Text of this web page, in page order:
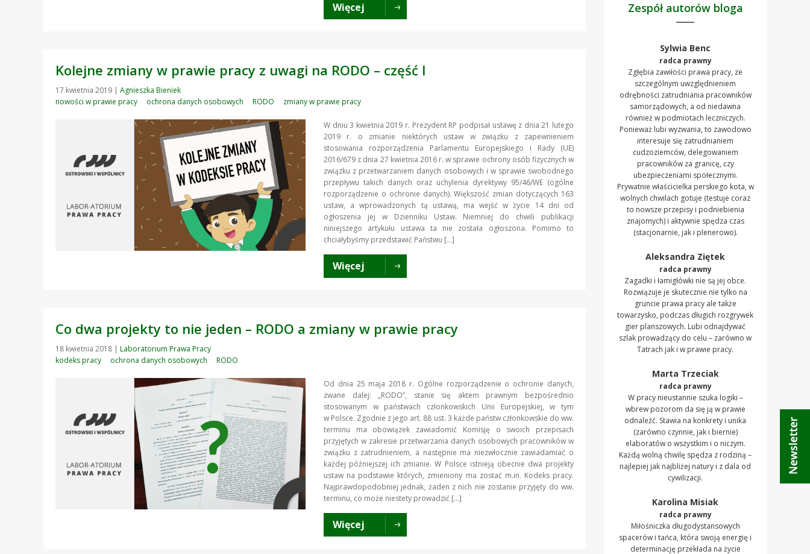
Więcej
Kolejne zmiany w prawie pracy z uwagi na RODO – część I
17 kwietnia 2019 | Agnieszka Bieniek
nowości w prawie pracy
ochrona danych osobowych RODO zmiany w prawie pracy
W dniu 3 kwietnia 2019 r. Prezydent RP podpisał ustawę z dnia 21 lutego
2019 r. o zmianie niektórych ustaw w związku z zapewnieniem
stosowania rozporządzenia Parlamentu Europejskiego i Rady (UE)
2016/679 z dnia 27 kwietnia 2016 r. w sprawie ochrony osób fizycznych w
związku z przetwarzaniem danych osobowych i w sprawie swobodnego
przepływu takich danych oraz uchylenia dyrektywy 95/46/WE (ogólne
rozporządzenie o ochronie danych). Większość zmian dotyczących 163
ustaw, a wprowadzonych tą ustawą, ma wejść w życie 14 dni od
ogłoszenia jej w Dzienniku Ustaw. Niemniej do chwili publikacji
niniejszego artykułu ustawa ta nie została ogłoszona. Pomimo to
chciałybyśmy przedstawić Państwu […]
Więcej
Co dwa projekty to nie jeden – RODO a zmiany w prawie pracy
18 kwietnia 2018 | Laboratorium Prawa Pracy
kodeks pracy
ochrona danych osobowych RODO
Od dnia 25 maja 2018 r. Ogólne rozporządzenie o ochronie danych,
zwane dalej: „RODO”, stanie się aktem prawnym bezpośrednio
stosowanym w państwach członkowskich Unii Europejskiej, w tym
w Polsce. Zgodnie z jego art. 88 ust. 3 każde państw członkowskie do ww.
terminu ma obowiązek zawiadomić Komisję o swoich przepisach
przyjętych w zakresie przetwarzania danych osobowych pracowników w
związku z zatrudnieniem, a następnie ma niezwłocznie zawiadamiać o
każdej późniejszej ich zmianie. W Polsce istnieją obecnie dwa projekty
ustaw na podstawie których, zmieniony ma zostać m.in. Kodeks pracy.
Najprawdopodobniej jednak, żaden z nich nie zostanie przyjęty do ww.
terminu, co może niestety prowadzić […]
Więcej
Zespół autorów bloga
Sylwia Benc
radca prawny
Zgłębia zawiłości prawa pracy, ze
szczególnym uwzględnieniem
odrębności zatrudniania pracowników
samorządowych, a od niedawna
również w podmiotach leczniczych.
Ponieważ lubi wyzwania, to zawodowo
interesuje się zatrudnianiem
cudzoziemców, delegowaniem
pracowników za granicę, czy
ubezpieczeniami społecznymi.
Prywatnie właścicielka perskiego kota, w
wolnych chwilach gotuje (testuje coraz
to nowsze przepisy i podniebienia
znajomych) i aktywnie spędza czas
(stacjonarnie, jak i plenerowo).
Aleksandra Ziętek
radca prawny
Zagadki i łamigłówki nie są jej obce.
Rozwiązuje je skutecznie nie tylko na
gruncie prawa pracy ale także
towarzysko, podczas długich rozgrywek
gier planszowych. Lubi odnajdywać
szlak prowadzący do celu – zarówno w
Tatrach jak i w prawie pracy.
Marta Trzeciak
radca prawny
W pracy nieustannie szuka logiki –
wbrew pozorom da się ją w prawie
odnaleźć. Stawia na konkrety i unika
(zarówno czynnie, jak i biernie)
elaboratów o wszystkim i o niczym.
Każdą wolną chwilę spędza z rodziną –
najlepiej jak najbliżej natury i z dala od
cywilizacji.
Karolina Misiak
radca prawny
Miłośniczka długodystansowych
spacerów i tańca, która swoją energię i
determinację przekłada na życie